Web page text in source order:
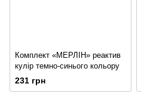
Комплект «МЕРЛІН» реактив
кулір темно-синього кольору
231 грн